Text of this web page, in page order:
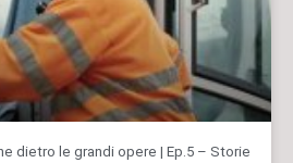
dietro le grandi opere | Ep.5 – Storie